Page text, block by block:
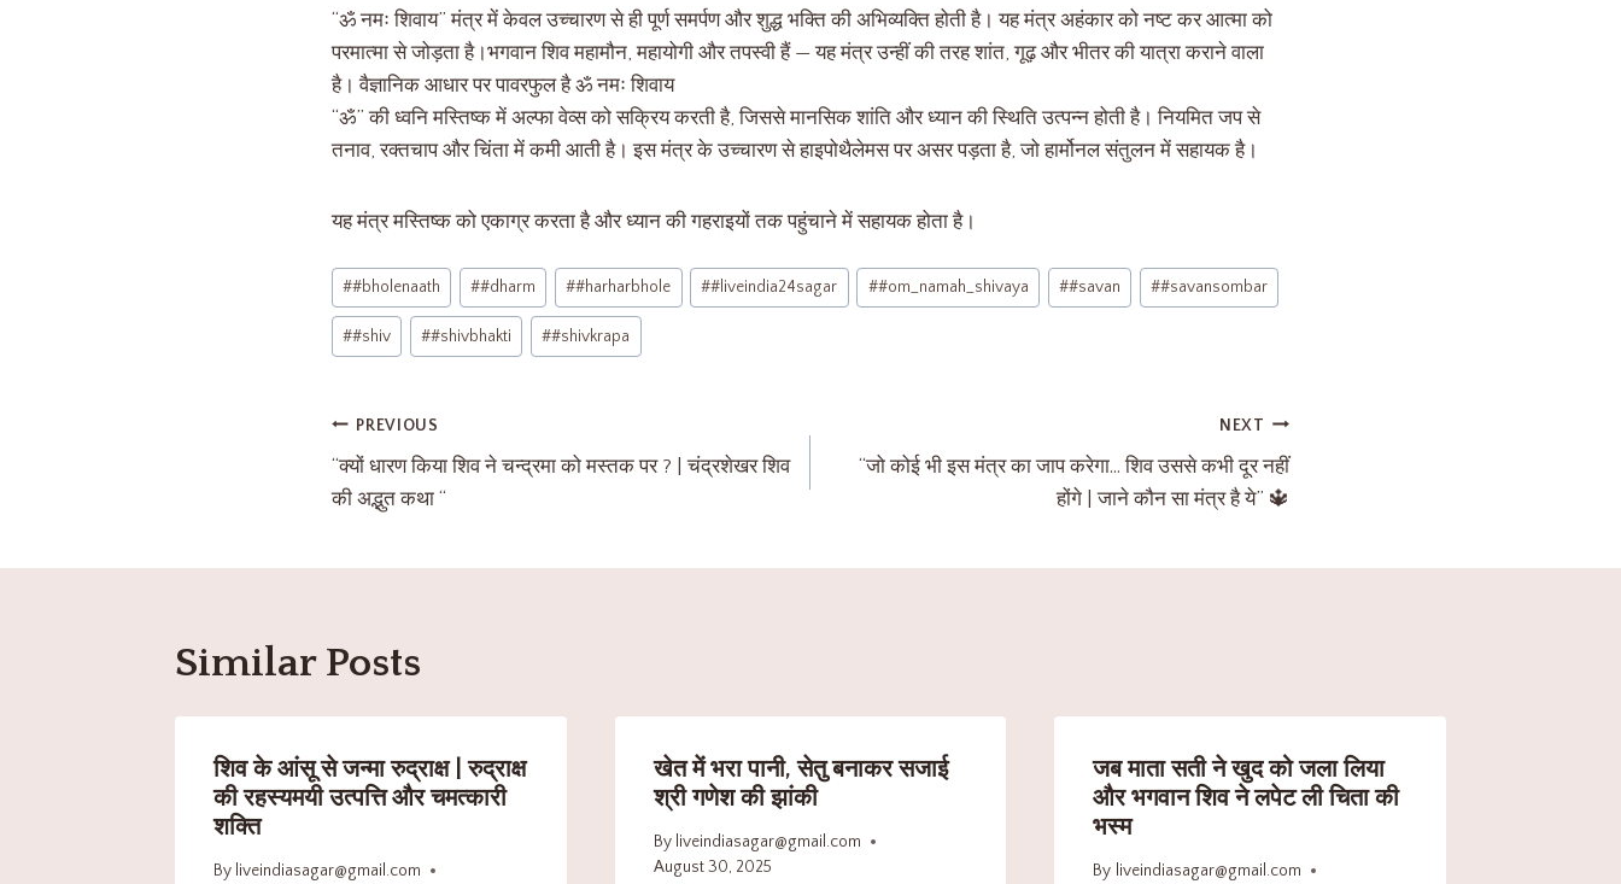
“ॐ नमः शिवाय” मंत्र में केवल उच्चारण से ही पूर्ण समर्पण और शुद्ध भक्ति की अभिव्यक्ति होती है। यह मंत्र अहंकार को नष्ट कर आत्मा को
परमात्मा से जोड़ता है।भगवान शिव महामौन, महायोगी और तपस्वी हैं — यह मंत्र उन्हीं की तरह शांत, गूढ़ और भीतर की यात्रा कराने वाला
है। वैज्ञानिक आधार पर पावरफुल है ॐ नमः शिवाय
“ॐ” की ध्वनि मस्तिष्क में अल्फा वेव्स को सक्रिय करती है, जिससे मानसिक शांति और ध्यान की स्थिति उत्पन्न होती है। नियमित जप से
तनाव, रक्तचाप और चिंता में कमी आती है। इस मंत्र के उच्चारण से हाइपोथैलेमस पर असर पड़ता है, जो हार्मोनल संतुलन में सहायक है।
यह मंत्र मस्तिष्क को एकाग्र करता है और ध्यान की गहराइयों तक पहुंचाने में सहायक होता है।
##bholenaath ##dharm ##harharbhole ##liveindia24sagar ##om_namah_shivaya ##savan ##savansombar
##shiv ##shivbhakti ##shivkrapa
PREVIOUS
“क्यों धारण किया शिव ने चन्द्रमा को मस्तक पर ? | चंद्रशेखर शिव
की अद्भुत कथा “
NEXT
“जो कोई भी इस मंत्र का जाप करेगा… शिव उससे कभी दूर नहीं
होंगे | जाने कौन सा मंत्र है ये” 🔱
Similar Posts
शिव के आंसू से जन्मा रुद्राक्ष | रुद्राक्ष
की रहस्यमयी उत्पत्ति और चमत्कारी
शक्ति
By liveindiasagar@gmail.com
खेत में भरा पानी, सेतु बनाकर सजाई
श्री गणेश की झांकी
By liveindiasagar@gmail.com
August 30, 2025
जब माता सती ने खुद को जला लिया
और भगवान शिव ने लपेट ली चिता की
भस्म
By liveindiasagar@gmail.com